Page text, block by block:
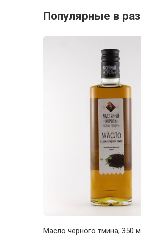
Популярные в
Масло черного тмина, 350